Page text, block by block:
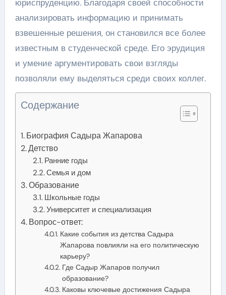
юриспруденцию. Благодаря своей способности
анализировать информацию и принимать
взвешенные решения, он становился все более
известным в студенческой среде. Его эрудиция
и умение аргументировать свои взгляды
позволяли ему выделяться среди своих коллег.
Содержание
Биография Садыра Жапарова
Детство
Ранние годы
Семья и дом
Образование
Школьные годы
Университет и специализация
Вопрос-ответ:
Какие события из детства Садыра
Жапарова повлияли на его политическую
карьеру?
Где Садыр Жапаров получил
образование?
Каковы ключевые достижения Садыра